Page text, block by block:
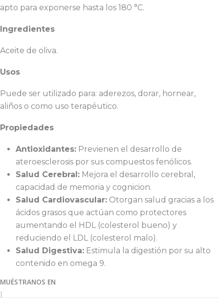
apto para exponerse hasta los 180 °C.
Ingredientes
Aceite de oliva.
Usos
Puede ser utilizado para: aderezos, dorar, hornear,
aliños o como uso terapéutico.
Propiedades
Antioxidantes: Previenen el desarrollo de
ateroesclerosis por sus compuestos fenólicos.
Salud Cerebral: Mejora el desarrollo cerebral,
capacidad de memoria y cognicion.
Salud Cardiovascular: Otorgan salud gracias a los
ácidos grasos que actúan como protectores
aumentando el HDL (colesterol bueno) y
reduciendo el LDL (colesterol malo).
Salud Digestiva: Estimula la digestión por su alto
contenido en omega 9.
MUÉSTRANOS EN
|